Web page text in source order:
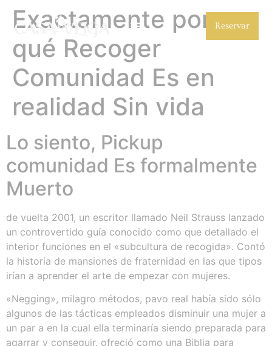
Reservar
Exactamente por
qué Recoger
Comunidad Es en
realidad Sin vida
Lo siento, Pickup
comunidad Es formalmente
Muerto ​​
de vuelta 2001, un escritor llamado Neil Strauss lanzado
un controvertido guía conocido como que detallado el
interior funciones en el «subcultura de recogida». Contó
la historia de mansiones de fraternidad en las que tipos
irían a aprender el arte de empezar con mujeres.
«Negging», milagro métodos, pavo real había sido sólo
algunos de las tácticas empleados disminuir una mujer a
un par a en la cual ella terminaría siendo preparada para
agarrar y conseguir. ofreció como una Biblia para